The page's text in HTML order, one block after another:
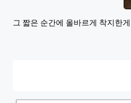
그 짧은 순간에 올바르게 착지한